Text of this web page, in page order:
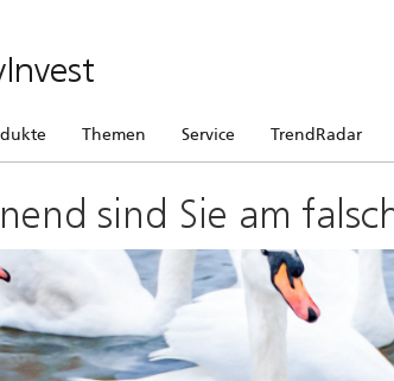
Themen Service TrendRadar
sind Sie am